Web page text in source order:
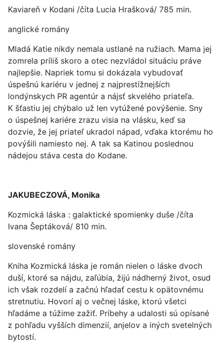
Kaviareň v Kodani /číta Lucia Hrašková/ 785 min.
anglické romány
Mladá Katie nikdy nemala ustlané na ružiach. Mama jej
zomrela príliš skoro a otec nezvládol situáciu práve
najlepšie. Napriek tomu si dokázala vybudovať
úspešnú kariéru v jednej z najprestížnejších
londýnskych PR agentúr a nájsť skvelého priateľa.
K šťastiu jej chýbalo už len vytúžené povýšenie. Sny
o úspešnej kariére zrazu visia na vlásku, keď sa
dozvie, že jej priateľ ukradol nápad, vďaka ktorému ho
povýšili namiesto nej. A tak sa Katinou poslednou
nádejou stáva cesta do Kodane.
JAKUBECZOVÁ, Monika
Kozmická láska : galaktické spomienky duše /číta
Ivana Šeptáková/ 810 min.
slovenské romány
Kniha Kozmická láska je román nielen o láske dvoch
duší, ktoré sa nájdu, zaľúbia, žijú nádherný život, osud
ich však rozdelí a začnú hľadať cestu k opätovnému
stretnutiu. Hovorí aj o večnej láske, ktorú všetci
hľadáme a túžime zažiť. Príbehy a udalosti sú opísané
z pohľadu vyšších dimenzií, anjelov a iných svetelných
bytostí.